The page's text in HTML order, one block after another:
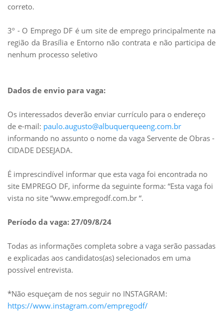
correto.
3º - O Emprego DF é um site de emprego principalmente na
região da Brasília e Entorno não contrata e não participa de
nenhum processo seletivo
Dados de envio para vaga:
Os interessados deverão enviar currículo para o endereço
de e-mail: paulo.augusto@albuquerqueeng.com.br
informando no assunto o nome da vaga Servente de Obras -
CIDADE DESEJADA.
É imprescindível informar que esta vaga foi encontrada no
site EMPREGO DF, informe da seguinte forma: “Esta vaga foi
vista no site “www.empregodf.com.br “.
Período da vaga: 27/09/8/24
Todas as informações completa sobre a vaga serão passadas
e explicadas aos candidatos(as) selecionados em uma
possível entrevista.
*Não esqueçam de nos seguir no INSTAGRAM:
https://www.instagram.com/empregodf/